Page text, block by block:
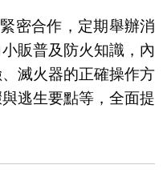
密合作，定期舉辦消
販普及防火知識，內
滅火器的正確操作方
逃生要點等，全面提